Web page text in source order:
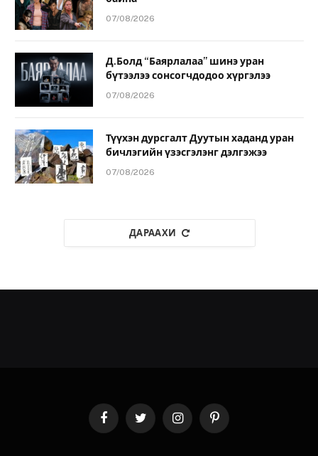
07/08/2026
Д.Болд “Баярлалаа” шинэ уран
бүтээлээ сонсогчдодоо хүргэлээ
07/08/2026
Түүхэн дурсгалт Дуутын хаданд уран
бичлэгийн үзэсгэлэнг дэлгэжээ
07/08/2026
ДАРААХИ
FacebookTwitter InstagramPinterest